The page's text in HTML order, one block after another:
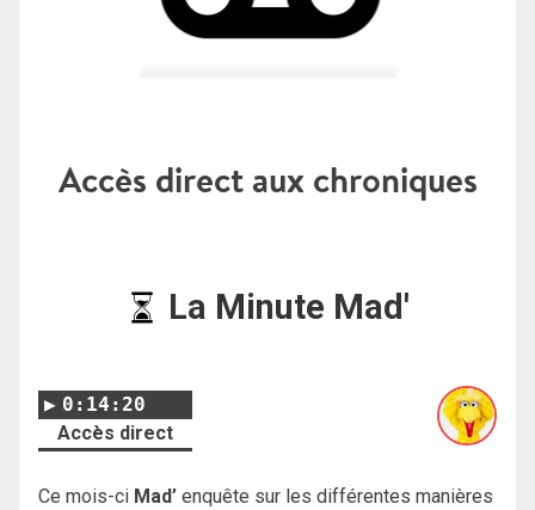
Accès direct aux chroniques
La Minute Mad'
0:14:20
Accès direct
Ce mois-ci Mad’ enquête sur les différentes manières